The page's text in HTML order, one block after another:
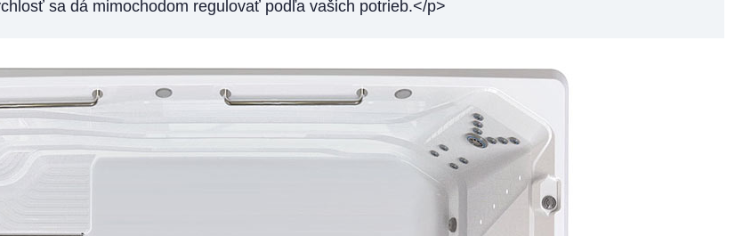
sa dá mimochodom regulovať podľa vašich potrieb.</p>